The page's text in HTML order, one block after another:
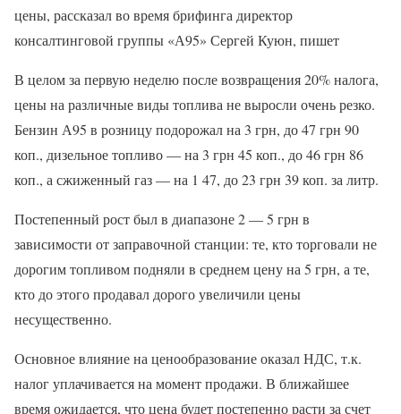
цены, рассказал во время брифинга директор
консалтинговой группы «А95» Сергей Куюн, пишет
В целом за первую неделю после возвращения 20% налога,
цены на различные виды топлива не выросли очень резко.
Бензин А95 в розницу подорожал на 3 грн, до 47 грн 90
коп., дизельное топливо — на 3 грн 45 коп., до 46 грн 86
коп., а сжиженный газ — на 1 47, до 23 грн 39 коп. за литр.
Постепенный рост был в диапазоне 2 — 5 грн в
зависимости от заправочной станции: те, кто торговали не
дорогим топливом подняли в среднем цену на 5 грн, а те,
кто до этого продавал дорого увеличили цены
несущественно.
Основное влияние на ценообразование оказал НДС, т.к.
налог уплачивается на момент продажи. В ближайшее
время ожидается, что цена будет постепенно расти за счет